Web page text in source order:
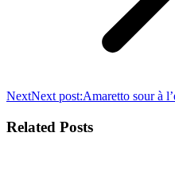
NextNext post:Amaretto sour à
Related Posts